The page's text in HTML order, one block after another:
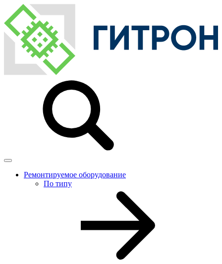
Ремонтируемое оборудование
По типу